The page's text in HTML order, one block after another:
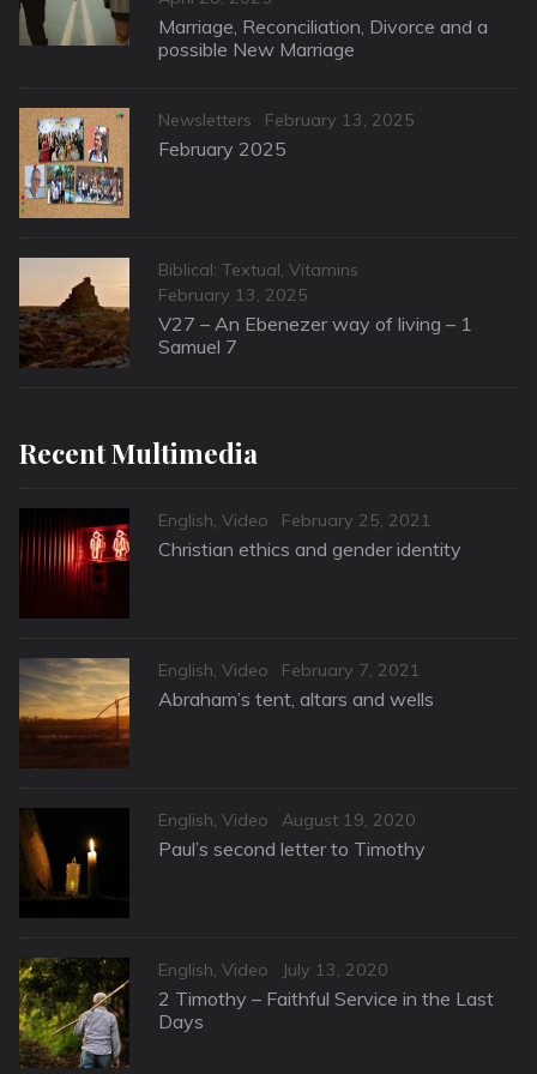
on
Marriage, Reconciliation, Divorce and a
possible New Marriage
Categories
Newsletters
Posted
on
February 13, 2025
February 2025
Categories
Biblical: Textual, Vitamins
Posted
on
February 13, 2025
V27 – An Ebenezer way of living – 1
Samuel 7
Recent Multimedia
Categories
English, Video
Posted
on
February 25, 2021
Christian ethics and gender identity
Categories
English, Video
Posted
on
February 7, 2021
Abraham’s tent, altars and wells
Categories
English, Video
Posted
on
August 19, 2020
Paul’s second letter to Timothy
Categories
English, Video
Posted
on
July 13, 2020
2 Timothy – Faithful Service in the Last
Days